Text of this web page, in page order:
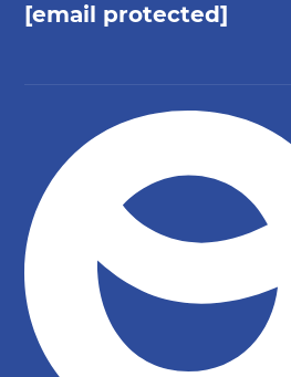
[email protected]